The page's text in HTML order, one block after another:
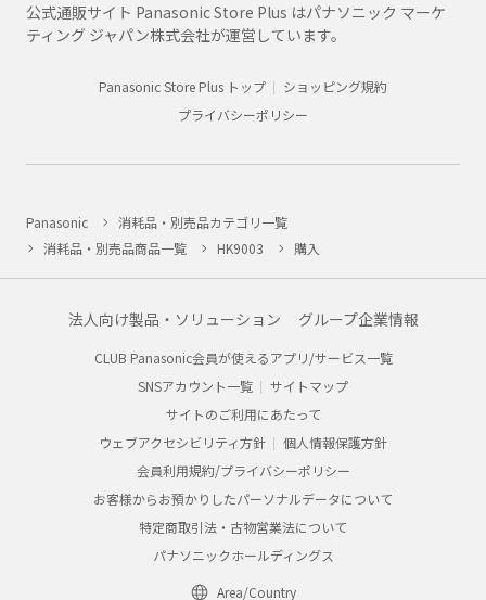
公式通販サイト Panasonic Store Plus はパナソニック マーケ
ティング ジャパン株式会社が運営しています。
Panasonic Store Plus トップ
ショッピング規約
プライバシーポリシー
Panasonic
消耗品・別売品カテゴリ一覧
消耗品・別売品商品一覧
HK9003 購入
法人向け製品・ソリューション グループ企業情報
CLUB Panasonic会員が使えるアプリ/サービス一覧
SNSアカウント一覧
サイトマップ
サイトのご利用にあたって
ウェブアクセシビリティ方針
個人情報保護方針
会員利用規約/プライバシーポリシー
お客様からお預かりしたパーソナルデータについて
特定商取引法・古物営業法について
パナソニックホールディングス
Area/Country